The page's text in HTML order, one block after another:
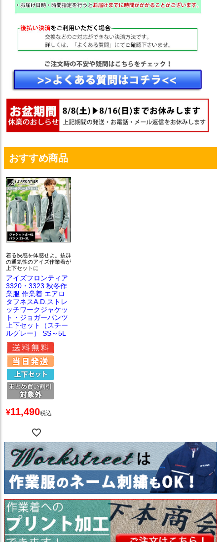
おすすめ商品
着る快感を体感せよ。抜群
の通気性のアイズ作業着が
上下セットに
アイズフロンティア
3320・3323 秋冬作
業服 作業着 エアロ
タフネスA.D.ストレ
ッチワークジャケッ
ト・ジョガーパンツ
上下セット（スチー
ルグレー） SS～5L
¥11,490税込